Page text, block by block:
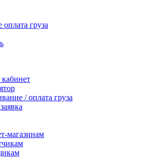
груза
/ оплата груза
магазинам